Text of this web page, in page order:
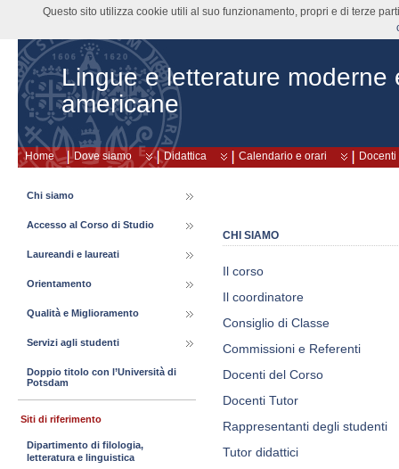
Lingue e letterature moderne
americane
Home Dove siamo Didattica Calendario e orari Docenti
CHI SIAMO
Il corso
Il coordinatore
Consiglio di Classe
Commissioni e Referenti
Docenti del Corso
Docenti Tutor
Rappresentanti degli studenti
Tutor didattici
Chi siamo
Accesso al Corso di Studio
Laureandi e laureati
Orientamento
Qualità e Miglioramento
Servizi agli studenti
Doppio titolo con l’Università di
Potsdam
Siti di riferimento
Dipartimento di filologia,
letteratura e linguistica
Questo sito utilizza cookie utili al suo funzionamento, propri e di terze